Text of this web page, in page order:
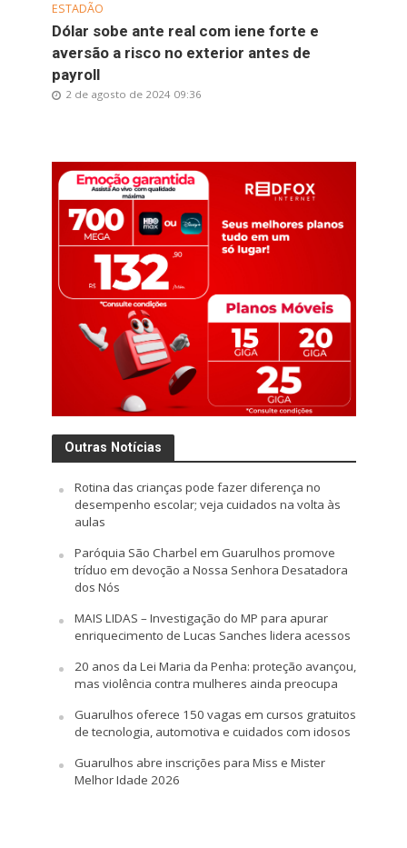
ESTADÃO
Dólar sobe ante real com iene forte e
aversão a risco no exterior antes de
payroll
2 de agosto de 2024 09:36
Outras Notícias
Rotina das crianças pode fazer diferença no
desempenho escolar; veja cuidados na volta às
aulas
Paróquia São Charbel em Guarulhos promove
tríduo em devoção a Nossa Senhora Desatadora
dos Nós
MAIS LIDAS – Investigação do MP para apurar
enriquecimento de Lucas Sanches lidera acessos
20 anos da Lei Maria da Penha: proteção avançou,
mas violência contra mulheres ainda preocupa
Guarulhos oferece 150 vagas em cursos gratuitos
de tecnologia, automotiva e cuidados com idosos
Guarulhos abre inscrições para Miss e Mister
Melhor Idade 2026